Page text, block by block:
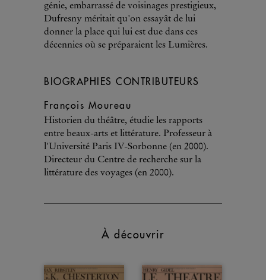
génie, embarrassé de voisinages prestigieux,
Dufresny méritait qu'on essayât de lui
donner la place qui lui est due dans ces
décennies où se préparaient les Lumières.
BIOGRAPHIES CONTRIBUTEURS
François Moureau
Historien du théâtre, étudie les rapports
entre beaux-arts et littérature. Professeur à
l'Université Paris IV-Sorbonne (en 2000).
Directeur du Centre de recherche sur la
littérature des voyages (en 2000).
À découvrir